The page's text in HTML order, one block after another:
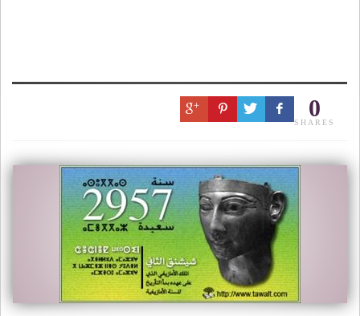
0
SHARES